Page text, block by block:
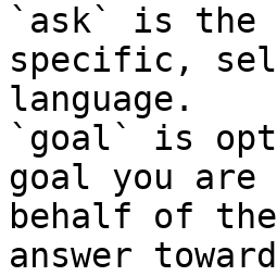
`ask` is the
specific,
language.
`goal` is
goal you
behalf of
answer